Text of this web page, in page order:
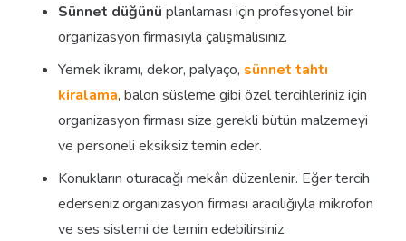
Sünnet düğünü planlaması için profesyonel bir
organizasyon firmasıyla çalışmalısınız.
Yemek ikramı, dekor, palyaço, sünnet tahtı
kiralama, balon süsleme gibi özel tercihleriniz için
organizasyon firması size gerekli bütün malzemeyi
ve personeli eksiksiz temin eder.
Konukların oturacağı mekân düzenlenir. Eğer tercih
ederseniz organizasyon firması aracılığıyla mikrofon
ve ses sistemi de temin edebilirsiniz.